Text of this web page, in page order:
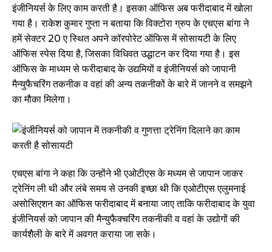
इंजीनियर्स के लिए काम करती है। इसका ऑफिस अब फरीदाबाद में खोला
गया है। राकेश कुमार गुप्ता न बताया कि विक्टोरा ग्रुप के एचएस बांगा ने
हमें सेक्टर 20 ए स्थित अपने कॉरपोरेट ऑफिस में सोसायटी के लिए
ऑफिस स्पेस दिया है, जिसका विधिवत उद्धाटन कर दिया गया है। इस
ऑफिस के माध्यम से फरीदाबाद के उद्यमियों व इंजीनियर्स को जापानी
मैन्युफैचरिंग तकनीक व वहां की अन्य तकनीकों के बारे में जानने व समझने
का मौका मिलेगा।
एचएस बांगा ने कहा कि उन्होंने भी एओटीएस के मध्यम से जापान जाकर
ट्रेनिंग ली थी और लंबे समय से उनकी इच्छा थी कि एओटीएस एलुमनाई
असोसिएशन का ऑफिस फरीदाबाद में बनाया जाए ताकि फरीदाबाद के युवा
इंजीनियर्स को जापान की मैन्युफैक्चरिंग तकनीकी व वहां के उद्योगों की
कार्यशैली के बारे में अवगत कराया जा सके।